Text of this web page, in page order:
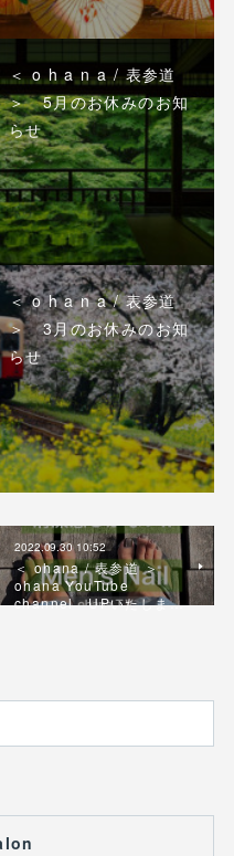
＜ o h a n a / 表参道
＞ 5月のお休みのお知
らせ
＜ o h a n a / 表参道
＞ 3月のお休みのお知
らせ
2022.09.30 10:52
＜ ohana / 表参道 ＞
ohana YouTube
channel UPいたしま…